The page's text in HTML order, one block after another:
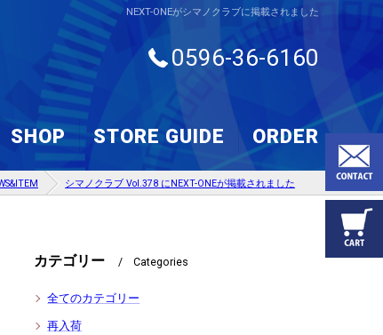
NEXT-ONEがシマノクラブに掲載されました
0596-36-6160
SHOP STORE GUIDE ORDER
シマノクラブ Vol.378 にNEXT-ONEが掲載されました
カテゴリー Categories
全てのカテゴリー
再入荷